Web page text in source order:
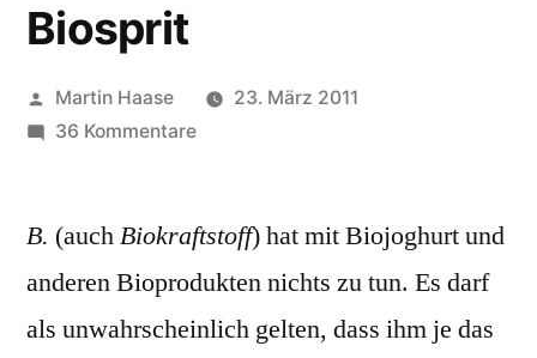
Biosprit
Veröffentlicht
von
Martin Haase
23. März 2011
36 Kommentarezu
B. (auchBiokraftstoff) hat mit Biojoghurt und
anderen Bioprodukten nichts zu tun. Es darf
als unwahrscheinlich gelten, dass ihm je das